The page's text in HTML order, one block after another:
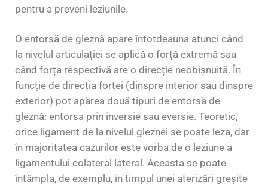
pentru a preveni leziunile.
O entorsă de gleznă apare întotdeauna atunci când
la nivelul articulației se aplică o forță extremă sau
când forța respectivă are o direcție neobișnuită. În
funcție de direcția forței (dinspre interior sau dinspre
exterior) pot apărea două tipuri de entorsă de
gleznă: entorsa prin inversie sau eversie. Teoretic,
orice ligament de la nivelul gleznei se poate leza, dar
în majoritatea cazurilor este vorba de o leziune a
ligamentului colateral lateral. Aceasta se poate
întâmpla, de exemplu, în timpul unei aterizări greșite